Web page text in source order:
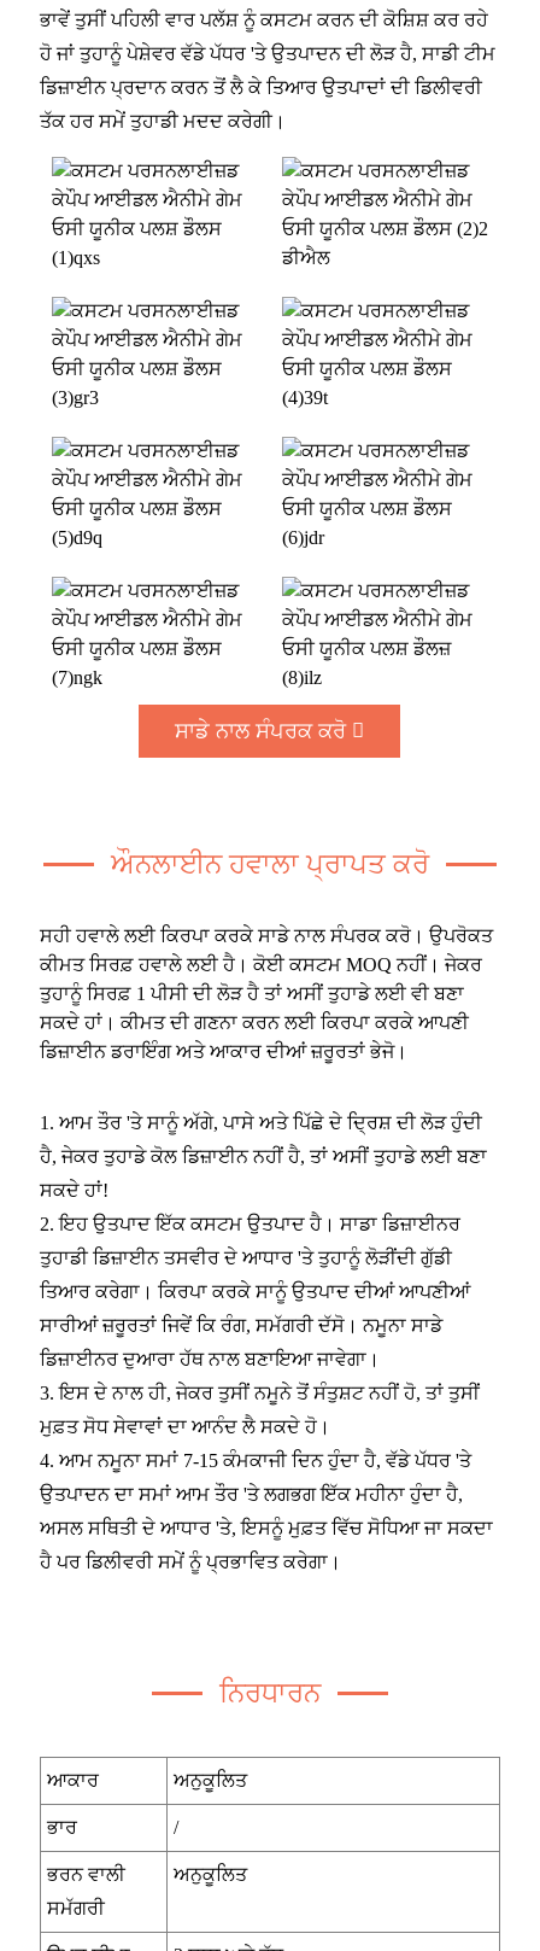
ਭਾਵੇਂ ਤੁਸੀਂ ਪਹਿਲੀ ਵਾਰ ਪਲੱਸ਼ ਨੂੰ ਕਸਟਮ ਕਰਨ ਦੀ ਕੋਸ਼ਿਸ਼ ਕਰ ਰਹੇ
ਹੋ ਜਾਂ ਤੁਹਾਨੂੰ ਪੇਸ਼ੇਵਰ ਵੱਡੇ ਪੱਧਰ 'ਤੇ ਉਤਪਾਦਨ ਦੀ ਲੋੜ ਹੈ, ਸਾਡੀ ਟੀਮ
ਡਿਜ਼ਾਈਨ ਪ੍ਰਦਾਨ ਕਰਨ ਤੋਂ ਲੈ ਕੇ ਤਿਆਰ ਉਤਪਾਦਾਂ ਦੀ ਡਿਲੀਵਰੀ
ਤੱਕ ਹਰ ਸਮੇਂ ਤੁਹਾਡੀ ਮਦਦ ਕਰੇਗੀ।
ਸਾਡੇ ਨਾਲ ਸੰਪਰਕ ਕਰੋ
ਔਨਲਾਈਨ ਹਵਾਲਾ ਪ੍ਰਾਪਤ ਕਰੋ
ਸਹੀ ਹਵਾਲੇ ਲਈ ਕਿਰਪਾ ਕਰਕੇ ਸਾਡੇ ਨਾਲ ਸੰਪਰਕ ਕਰੋ। ਉਪਰੋਕਤ
ਕੀਮਤ ਸਿਰਫ਼ ਹਵਾਲੇ ਲਈ ਹੈ। ਕੋਈ ਕਸਟਮ MOQ ਨਹੀਂ। ਜੇਕਰ
ਤੁਹਾਨੂੰ ਸਿਰਫ਼ 1 ਪੀਸੀ ਦੀ ਲੋੜ ਹੈ ਤਾਂ ਅਸੀਂ ਤੁਹਾਡੇ ਲਈ ਵੀ ਬਣਾ
ਸਕਦੇ ਹਾਂ। ਕੀਮਤ ਦੀ ਗਣਨਾ ਕਰਨ ਲਈ ਕਿਰਪਾ ਕਰਕੇ ਆਪਣੀ
ਡਿਜ਼ਾਈਨ ਡਰਾਇੰਗ ਅਤੇ ਆਕਾਰ ਦੀਆਂ ਜ਼ਰੂਰਤਾਂ ਭੇਜੋ।
1. ਆਮ ਤੌਰ 'ਤੇ ਸਾਨੂੰ ਅੱਗੇ, ਪਾਸੇ ਅਤੇ ਪਿੱਛੇ ਦੇ ਦ੍ਰਿਸ਼ ਦੀ ਲੋੜ ਹੁੰਦੀ
ਹੈ, ਜੇਕਰ ਤੁਹਾਡੇ ਕੋਲ ਡਿਜ਼ਾਈਨ ਨਹੀਂ ਹੈ, ਤਾਂ ਅਸੀਂ ਤੁਹਾਡੇ ਲਈ ਬਣਾ
ਸਕਦੇ ਹਾਂ!
2. ਇਹ ਉਤਪਾਦ ਇੱਕ ਕਸਟਮ ਉਤਪਾਦ ਹੈ। ਸਾਡਾ ਡਿਜ਼ਾਈਨਰ
ਤੁਹਾਡੀ ਡਿਜ਼ਾਈਨ ਤਸਵੀਰ ਦੇ ਆਧਾਰ 'ਤੇ ਤੁਹਾਨੂੰ ਲੋੜੀਂਦੀ ਗੁੱਡੀ
ਤਿਆਰ ਕਰੇਗਾ। ਕਿਰਪਾ ਕਰਕੇ ਸਾਨੂੰ ਉਤਪਾਦ ਦੀਆਂ ਆਪਣੀਆਂ
ਸਾਰੀਆਂ ਜ਼ਰੂਰਤਾਂ ਜਿਵੇਂ ਕਿ ਰੰਗ, ਸਮੱਗਰੀ ਦੱਸੋ। ਨਮੂਨਾ ਸਾਡੇ
ਡਿਜ਼ਾਈਨਰ ਦੁਆਰਾ ਹੱਥ ਨਾਲ ਬਣਾਇਆ ਜਾਵੇਗਾ।
3. ਇਸ ਦੇ ਨਾਲ ਹੀ, ਜੇਕਰ ਤੁਸੀਂ ਨਮੂਨੇ ਤੋਂ ਸੰਤੁਸ਼ਟ ਨਹੀਂ ਹੋ, ਤਾਂ ਤੁਸੀਂ
ਮੁਫ਼ਤ ਸੋਧ ਸੇਵਾਵਾਂ ਦਾ ਆਨੰਦ ਲੈ ਸਕਦੇ ਹੋ।
4. ਆਮ ਨਮੂਨਾ ਸਮਾਂ 7-15 ਕੰਮਕਾਜੀ ਦਿਨ ਹੁੰਦਾ ਹੈ, ਵੱਡੇ ਪੱਧਰ 'ਤੇ
ਉਤਪਾਦਨ ਦਾ ਸਮਾਂ ਆਮ ਤੌਰ 'ਤੇ ਲਗਭਗ ਇੱਕ ਮਹੀਨਾ ਹੁੰਦਾ ਹੈ,
ਅਸਲ ਸਥਿਤੀ ਦੇ ਆਧਾਰ 'ਤੇ, ਇਸਨੂੰ ਮੁਫ਼ਤ ਵਿੱਚ ਸੋਧਿਆ ਜਾ ਸਕਦਾ
ਹੈ ਪਰ ਡਿਲੀਵਰੀ ਸਮੇਂ ਨੂੰ ਪ੍ਰਭਾਵਿਤ ਕਰੇਗਾ।
ਨਿਰਧਾਰਨ
ਆਕਾਰ ਅਨੁਕੂਲਿਤ
ਭਾਰ /
ਭਰਨ ਵਾਲੀ
ਸਮੱਗਰੀ
ਅਨੁਕੂਲਿਤ